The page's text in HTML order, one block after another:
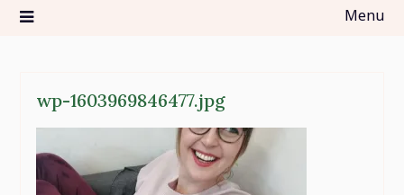
Menu
wp-1603969846477.jpg